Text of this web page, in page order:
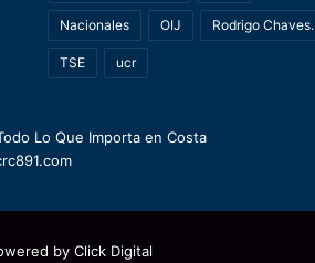
Nacionales OIJ Rodrigo Chaves.
TSE ucr
Lo Que Importa en Costa
by Click Digital